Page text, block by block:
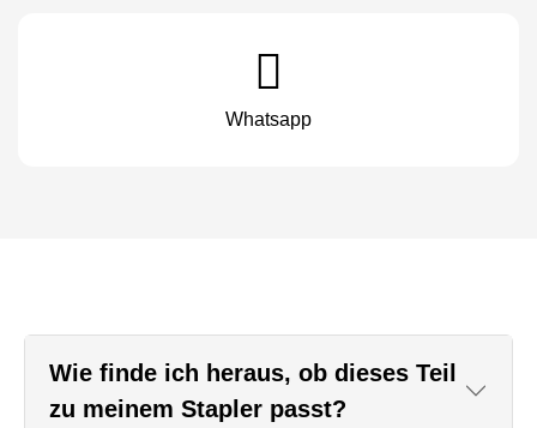
Whatsapp
Wie finde ich heraus, ob dieses Teil
zu meinem Stapler passt?